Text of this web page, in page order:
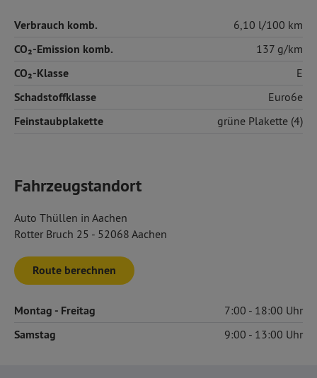
Verbrauch komb. 6,10 l/100 km
CO₂-Emission komb. 137 g/km
CO₂-Klasse E
Schadstoffklasse Euro6e
Feinstaubplakette grüne Plakette (4)
Fahrzeugstandort
Auto Thüllen in Aachen
Rotter Bruch 25 - 52068 Aachen
Route berechnen
Montag - Freitag 7:00 18:00
Samstag 9:00 13:00